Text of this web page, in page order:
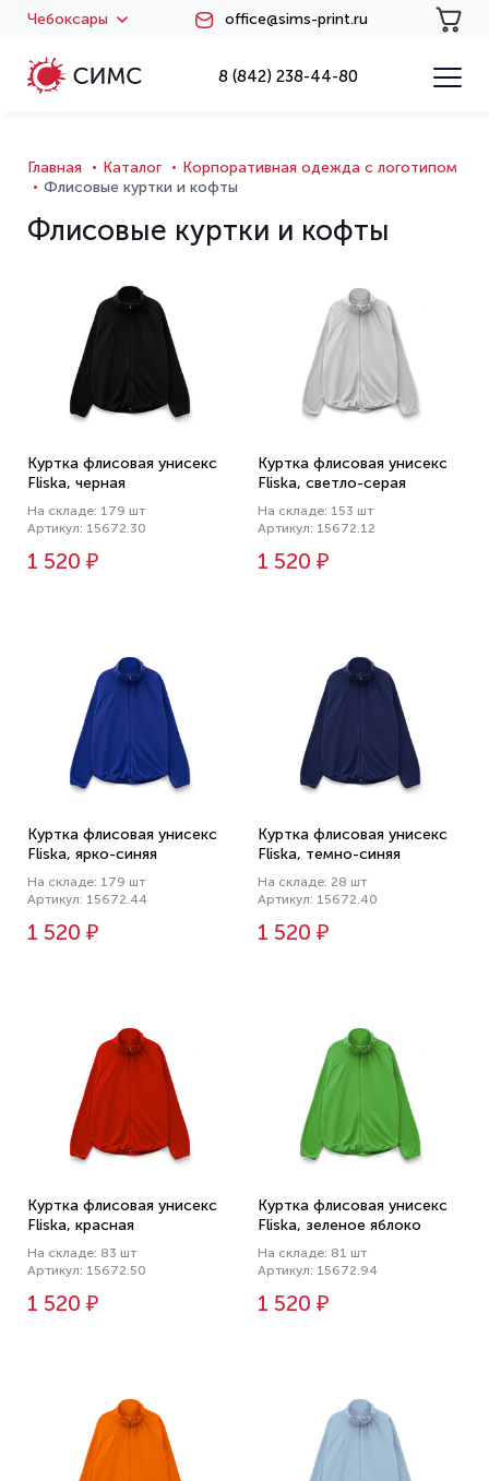
Чебоксары office@sims-print.ru
8 (842) 238-44-80
Главная Каталог
Корпоративная одежда с логотипом
Флисовые куртки и кофты
Флисовые куртки и кофты
Куртка флисовая унисекс
Fliska, черная
На складе: 179 шт
Артикул: 15672.30
1 520 ₽
Куртка флисовая унисекс
Fliska, светло-серая
На складе: 153 шт
Артикул: 15672.12
1 520 ₽
Куртка флисовая унисекс
Fliska, ярко-синяя
На складе: 179 шт
Артикул: 15672.44
1 520 ₽
Куртка флисовая унисекс
Fliska, темно-синяя
На складе: 28 шт
Артикул: 15672.40
1 520 ₽
Куртка флисовая унисекс
Fliska, красная
На складе: 83 шт
Артикул: 15672.50
1 520 ₽
Куртка флисовая унисекс
Fliska, зеленое яблоко
На складе: 81 шт
Артикул: 15672.94
1 520 ₽